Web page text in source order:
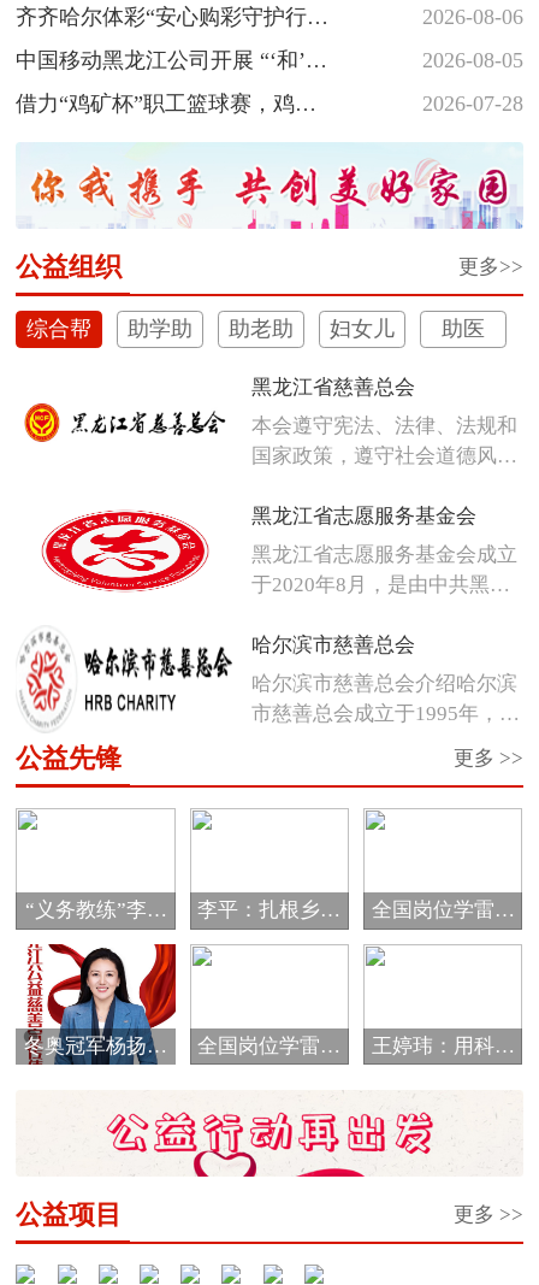
海报和志愿者徽章创意设计大
赛...
2026-08-06
齐齐哈尔体彩“安心购彩守护行
动”落地省十六运会羽毛球赛场
2026-08-05
中国移动黑龙江公司开展 “‘和’你
一起 反诈‘童’行” 少年...
2026-07-28
借力“鸡矿杯”职工篮球赛，鸡西
体彩深植安心购彩守护行动
更多>>
公益组织
综合帮
助学助
助老助
妇女儿
助医
黑龙江省慈善总会
本会遵守宪法、法律、法规和
国家政策，遵守社会道德风
黑龙江省志愿服务基金会
黑龙江省志愿服务基金会成立
于2020年8月，是由中共黑龙
哈尔滨市慈善总会
哈尔滨市慈善总会介绍哈尔滨
市慈善总会成立于1995年，是
更多 >>
公益先锋
“义务教练”李海
霞的公益情怀
冬奥冠军杨扬被
首...
李平：扎根乡村
教育 唱响爱的
全国岗位学雷锋
全国岗位学雷锋
标兵邰慧
王婷玮：用科技
的...
更多 >>
公益项目